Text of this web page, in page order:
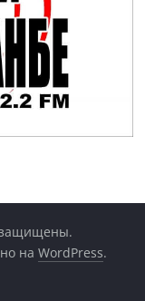
наWordPress.